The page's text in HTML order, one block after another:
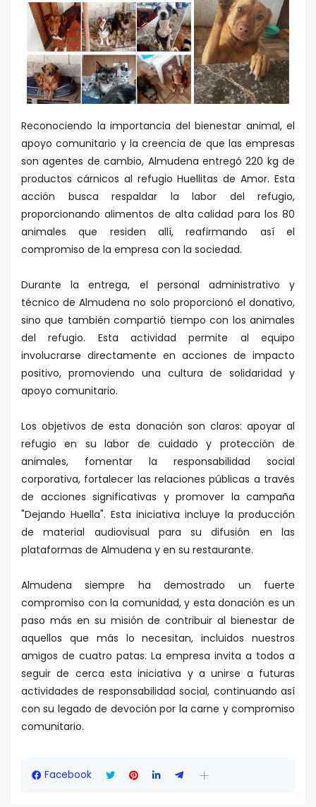
Reconociendo la importancia del bienestar animal, el
apoyo comunitario y la creencia de que las empresas
son agentes de cambio, Almudena entregó 220 kg de
productos cárnicos al refugio Huellitas de Amor. Esta
acción busca respaldar la labor del refugio,
proporcionando alimentos de alta calidad para los 80
animales que residen allí, reafirmando así el
compromiso de la empresa con la sociedad.
Durante la entrega, el personal administrativo y
técnico de Almudena no solo proporcionó el donativo,
sino que también compartió tiempo con los animales
del refugio. Esta actividad permite al equipo
involucrarse directamente en acciones de impacto
positivo, promoviendo una cultura de solidaridad y
apoyo comunitario.
Los objetivos de esta donación son claros: apoyar al
refugio en su labor de cuidado y protección de
animales, fomentar la responsabilidad social
corporativa, fortalecer las relaciones públicas a través
de acciones significativas y promover la campaña
"Dejando Huella". Esta iniciativa incluye la producción
de material audiovisual para su difusión en las
plataformas de Almudena y en su restaurante.
Almudena siempre ha demostrado un fuerte
compromiso con la comunidad, y esta donación es un
paso más en su misión de contribuir al bienestar de
aquellos que más lo necesitan, incluidos nuestros
amigos de cuatro patas. La empresa invita a todos a
seguir de cerca esta iniciativa y a unirse a futuras
actividades de responsabilidad social, continuando así
con su legado de devoción por la carne y compromiso
comunitario.
Facebook